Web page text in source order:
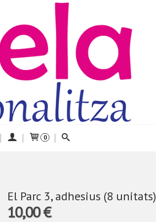
0
El Parc 3, adhesius (8 unitats)
10,00 €